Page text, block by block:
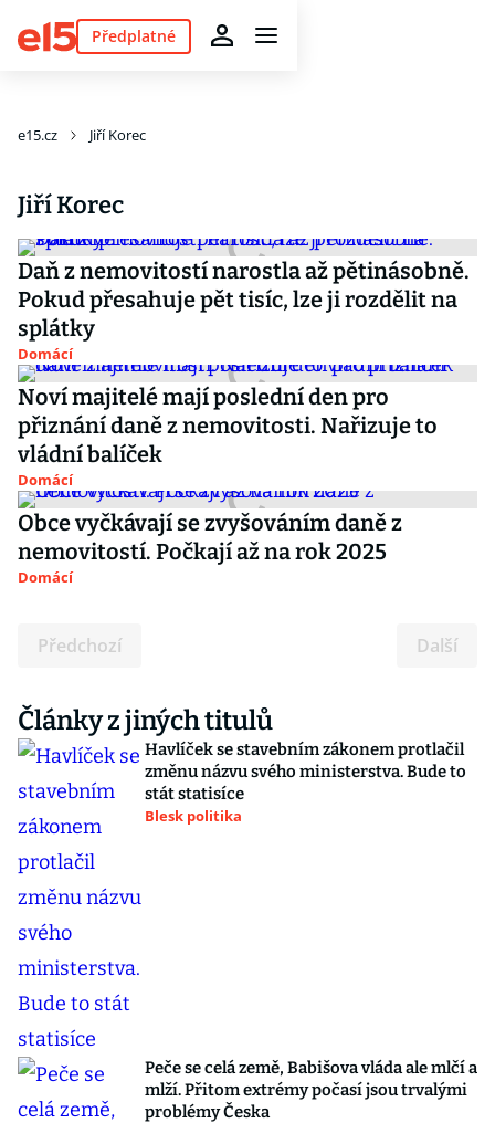
Předplatné
e15.cz Jiří Korec
Jiří Korec
Daň z nemovitostí narostla až pětinásobně.
Pokud přesahuje pět tisíc, lze ji rozdělit na
splátky
Domácí
Noví majitelé mají poslední den pro
přiznání daně z nemovitosti. Nařizuje to
vládní balíček
Domácí
Obce vyčkávají se zvyšováním daně z
nemovitostí. Počkají až na rok 2025
Domácí
Předchozí Další
Články z jiných titulů
Havlíček se stavebním zákonem protlačil
změnu názvu svého ministerstva. Bude to
stát statisíce
Blesk politika
Peče se celá země, Babišova vláda ale mlčí a
mlží. Přitom extrémy počasí jsou trvalými
problémy Česka